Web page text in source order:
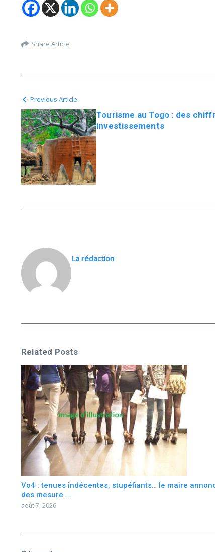
Share Article
Previous Article
Tourisme au Togo : des
investissements
La rédaction
Related Posts
Vo4 : tenues indécentes, stupéfiants… le maire
des mesure ...
août 7, 2026